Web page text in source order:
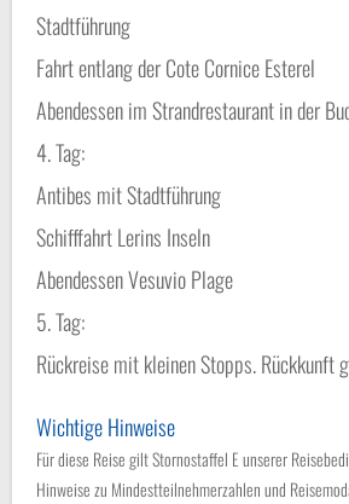
Stadtführung
Fahrt entlang der Cote Cornice Esterel
Abendessen im Strandrestaurant in der
4. Tag:
Antibes mit Stadtführung
Schifffahrt Lerins Inseln
Abendessen Vesuvio Plage
5. Tag:
Rückreise mit kleinen Stopps. Rückkunft
Wichtige Hinweise
Für diese Reise gilt Stornostaffel E unserer
Hinweise zu Mindestteilnehmerzahlen und